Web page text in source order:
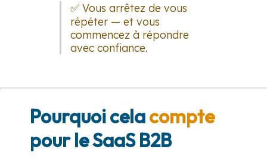
✅ Vous arrêtez de vous
répéter — et vous
commencez à répondre
avec confiance.
Pourquoi celacompte
pour le SaaS B2B